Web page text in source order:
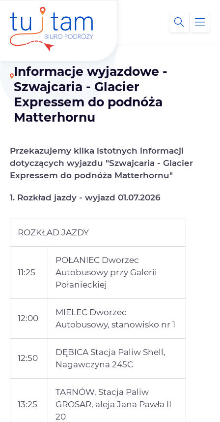
Informacje wyjazdowe -
Szwajcaria - Glacier
Expressem do podnóża
Matterhornu
Przekazujemy kilka istotnych informacji
dotyczących wyjazdu "Szwajcaria - Glacier
Expressem do podnóża Matterhornu"
1. Rozkład jazdy - wyjazd 01.07.2026
ROZKŁAD JAZDY
11:25
POŁANIEC Dworzec
Autobusowy przy Galerii
Połanieckiej
12:00
MIELEC Dworzec
Autobusowy, stanowisko nr 1
12:50
DĘBICA Stacja Paliw Shell,
Nagawczyna 245C
13:25
TARNÓW, Stacja Paliw
GROSAR, aleja Jana Pawła II
20